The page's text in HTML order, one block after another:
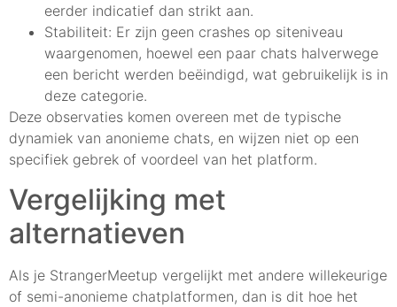
eerder indicatief dan strikt aan.
Stabiliteit: Er zijn geen crashes op siteniveau
waargenomen, hoewel een paar chats halverwege
een bericht werden beëindigd, wat gebruikelijk is in
deze categorie.
Deze observaties komen overeen met de typische
dynamiek van anonieme chats, en wijzen niet op een
specifiek gebrek of voordeel van het platform.
Vergelijking met
alternatieven
Als je StrangerMeetup vergelijkt met andere willekeurige
of semi-anonieme chatplatformen, dan is dit hoe het